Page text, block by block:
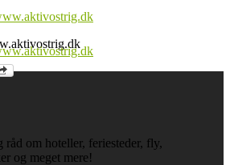
om hoteller, feriesteder, fly,
og meget mere!